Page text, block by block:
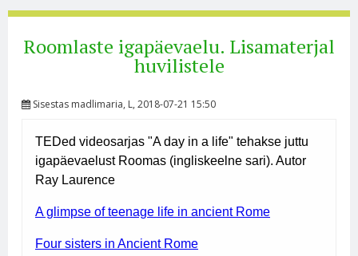
Roomlaste igapäevaelu. Lisamaterjal
huvilistele
Sisestas madlimaria, L, 2018-07-21 15:50